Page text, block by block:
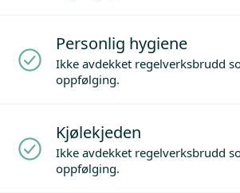
Personlig hygiene
Ikke avdekket regelverksbrudd
oppfølging.
Kjølekjeden
Ikke avdekket regelverksbrudd
oppfølging.